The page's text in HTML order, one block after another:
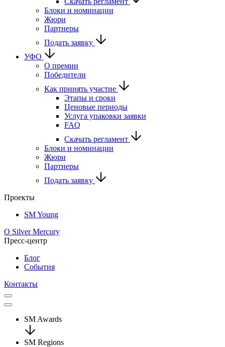
Блоки и номинации
Жюри
Партнеры
Подать заявку
УФО
О премии
Победители
Как принять участие
Этапы и сроки
Ценовые периоды
Услуга упаковки заявки
FAQ
Скачать регламент
Блоки и номинации
Жюри
Партнеры
Подать заявку
Проекты
SM Young
О Silver Mercury
Пресс-центр
Блог
События
Контакты
SM Awards
SM Regions